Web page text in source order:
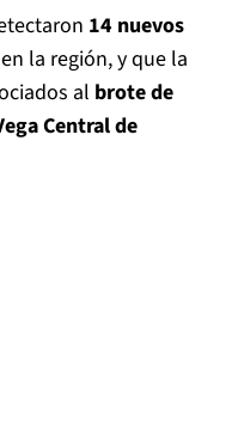
14 nuevos
la región, y que la
al brote de
Central de